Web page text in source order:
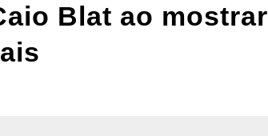
Blat ao mostrar